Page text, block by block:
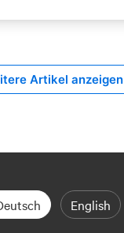
Artikel anzeigen
English